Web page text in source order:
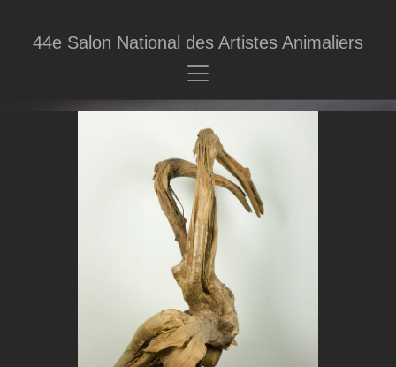
44e Salon National des Artistes Animaliers